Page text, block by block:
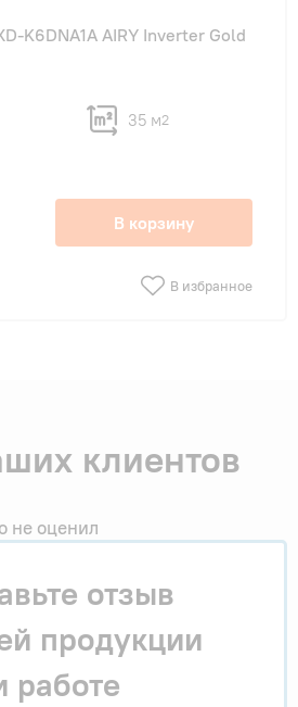
K6DNA1A AIRY Inverter Gold
35 м2
В корзину
В избранное
клиентов
не оценил
отзыв
продукции
работе